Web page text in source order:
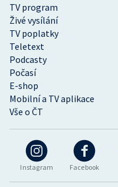
Instagram Facebook
TV program
Živé vysílání
TV poplatky
Teletext
Podcasty
Počasí
E-shop
Mobilní a TV aplikace
Vše o ČT